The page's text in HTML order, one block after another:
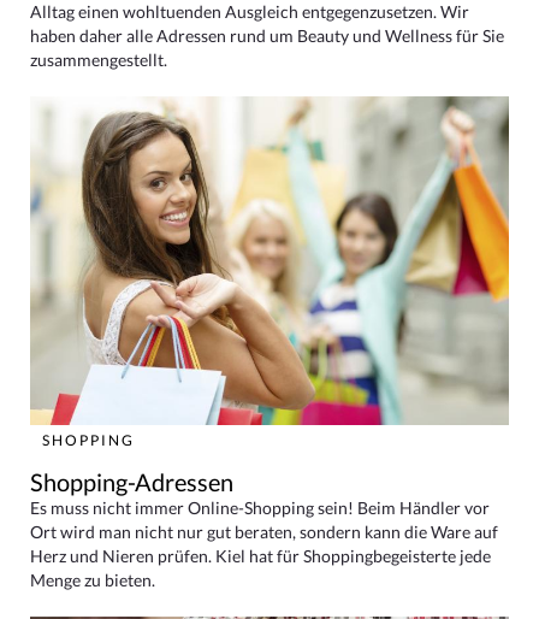
Alltag einen wohltuenden Ausgleich entgegenzusetzen. Wir
haben daher alle Adressen rund um Beauty und Wellness für Sie
zusammengestellt.
SHOPPING
Shopping-Adressen
Es muss nicht immer Online-Shopping sein! Beim Händler vor
Ort wird man nicht nur gut beraten, sondern kann die Ware auf
Herz und Nieren prüfen. Kiel hat für Shoppingbegeisterte jede
Menge zu bieten.